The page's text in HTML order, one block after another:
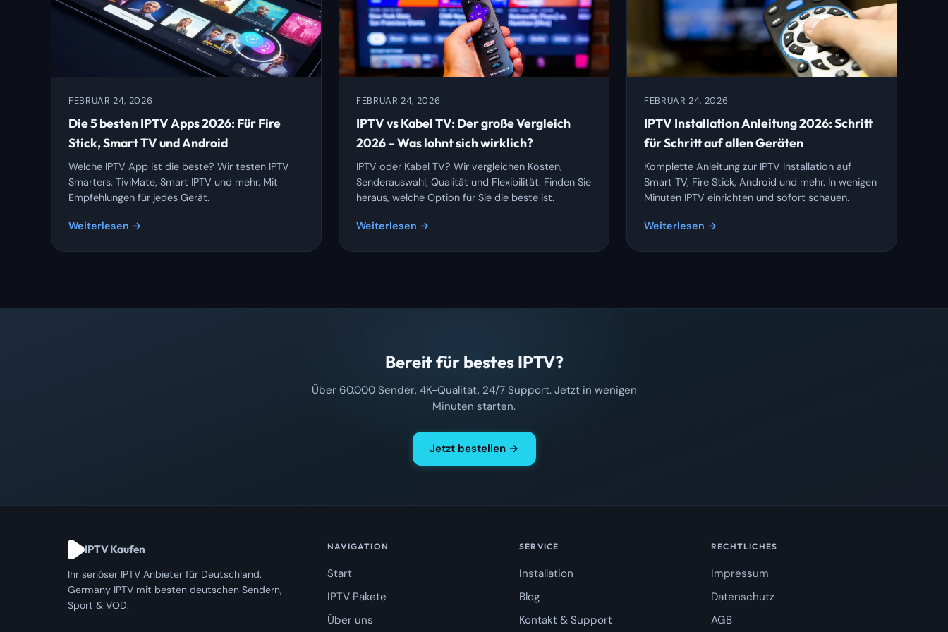
FEBRUAR 24, 2026
Die 5 besten IPTV Apps 2026: Für Fire
Stick, Smart TV und Android
Welche IPTV App ist die beste? Wir testen IPTV
Smarters, TiviMate, Smart IPTV und mehr. Mit
Empfehlungen für jedes Gerät.
Weiterlesen →
FEBRUAR 24, 2026
IPTV vs Kabel TV: Der große Vergleich
2026 – Was lohnt sich wirklich?
IPTV oder Kabel TV? Wir vergleichen Kosten,
Senderauswahl, Qualität und Flexibilität. Finden Sie
heraus, welche Option für Sie die beste ist.
Weiterlesen →
FEBRUAR 24, 2026
IPTV Installation Anleitung 2026: Schritt
für Schritt auf allen Geräten
Komplette Anleitung zur IPTV Installation auf
Smart TV, Fire Stick, Android und mehr. In wenigen
Minuten IPTV einrichten und sofort schauen.
Weiterlesen →
Bereit für bestes IPTV?
Über 60.000 Sender, 4K-Qualität, 24/7 Support. Jetzt in wenigen
Minuten starten.
Jetzt bestellen →
IPTV Kaufen
Ihr seriöser IPTV Anbieter für Deutschland.
Germany IPTV mit besten deutschen Sendern,
Sport & VOD.
NAVIGATION
Start
IPTV Pakete
Über uns
SERVICE
Installation
Blog
Kontakt & Support
RECHTLICHES
Impressum
Datenschutz
AGB